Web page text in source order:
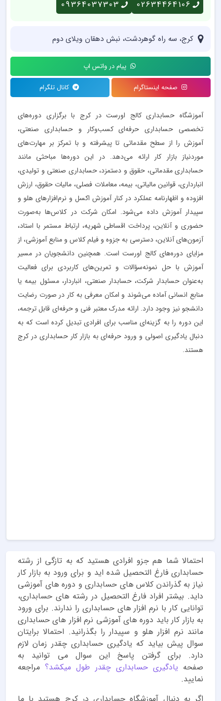
02634464106
09364037303
کرج، سه راه گوهردشت، نبش دهقان ویلای دوم
پیام در واتس اپ
صفحه اینستاگرام کانال تلگرام
آموزشگاه حسابداری کالج اورست در کرج با برگزاری دوره‌های
تخصصی حسابداری حرفه‌ای کسب‌وکار و حسابداری صنعتی،
آموزش را از سطح مقدماتی تا پیشرفته و با تمرکز بر مهارت‌های
موردنیاز بازار کار ارائه می‌دهد. در این دوره‌ها مباحثی مانند
حسابداری مقدماتی، حقوق و دستمزد، حسابداری صنعتی و تولیدی،
انبارداری، قوانین مالیاتی، بیمه، معاملات فصلی، مالیات حقوق، ارزش
افزوده و اظهارنامه عملکرد در کنار آموزش اکسل و نرم‌افزارهای هلو و
سپیدار آموزش داده می‌شود. امکان شرکت در کلاس‌ها به‌صورت
حضوری و آنلاین، پرداخت اقساطی شهریه، ارتباط مستمر با استاد،
آزمون‌های آنلاین، دسترسی به جزوه و فیلم کلاس و منابع آموزشی، از
مزایای دوره‌های کالج اورست است. همچنین دانشجویان در مسیر
آموزش با حل نمونه‌سؤالات و تمرین‌های کاربردی برای فعالیت
به‌عنوان حسابدار شرکت، حسابدار صنعتی، انباردار، مسئول بیمه یا
منابع انسانی آماده می‌شوند و امکان معرفی به کار در صورت رضایت
دانشجو نیز وجود دارد. ارائه مدرک معتبر فنی و حرفه‌ای قابل ترجمه،
این دوره را به گزینه‌ای مناسب برای افرادی تبدیل کرده است که به
دنبال یادگیری اصولی و ورود حرفه‌ای به بازار کار حسابداری در کرج
هستند.
احتمالا شما هم جزو افرادی هستید که به تازگی از رشته
حسابداری فارغ التحصیل شده اید و برای ورود به بازار کار
نیاز به گذراندن کلاس های حسابداری و دوره های آموزشی
داید. بیشتر افراد فارغ التحصیل در رشته های حسابداری،
توانایی کار با نرم افزار های حسابداری را ندارند. برای ورود
به بازار کار باید دوره های آموزشی نرم افزار های حسابداری
مانند نرم افزار هلو و سپیدار را بگذرانید. احتمالا برایتان
سوال پیش بیاید که یادگیری حسابداری چقدر زمان لازم
دارد. برای گرفتن پاسخ این سوال می توانید به
صفحه یادگیری حسابداری چقدر طول میکشد؟مراجعه
نمایید.